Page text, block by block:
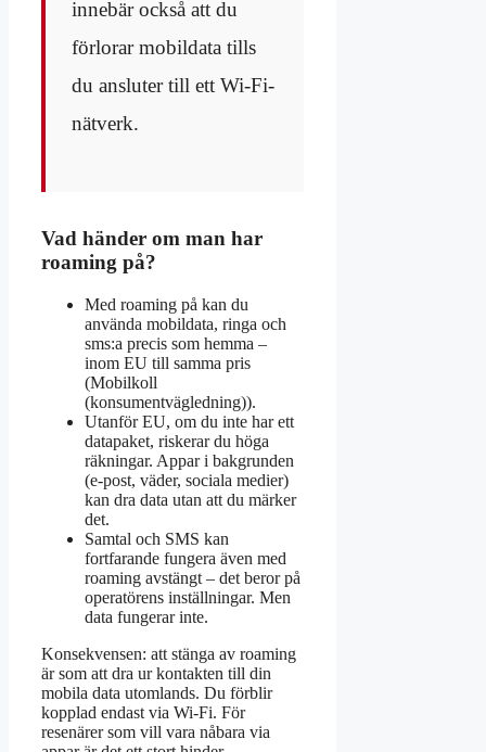
innebär också att du
förlorar mobildata tills
du ansluter till ett Wi-Fi-
nätverk.
Vad händer om man har
roaming på?
Med roaming på kan du
använda mobildata, ringa och
sms:a precis som hemma –
inom EU till samma pris
(Mobilkoll
(konsumentvägledning)).
Utanför EU, om du inte har ett
datapaket, riskerar du höga
räkningar. Appar i bakgrunden
(e-post, väder, sociala medier)
kan dra data utan att du märker
det.
Samtal och SMS kan
fortfarande fungera även med
roaming avstängt – det beror på
operatörens inställningar. Men
data fungerar inte.
Konsekvensen: att stänga av roaming
är som att dra ur kontakten till din
mobila data utomlands. Du förblir
kopplad endast via Wi-Fi. För
resenärer som vill vara nåbara via